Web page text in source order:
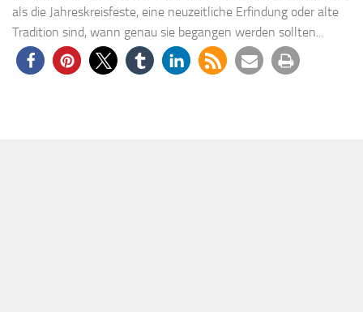
als die Jahreskreisfeste, eine neuzeitliche Erfindung oder alte
Tradition sind, wann genau sie begangen werden sollten...